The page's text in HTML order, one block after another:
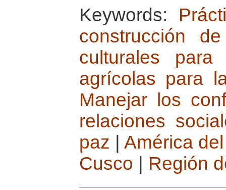
Keywords:
construcción
culturales
agrícolas para
Manejar los
relaciones
paz
América
Cusco
Región